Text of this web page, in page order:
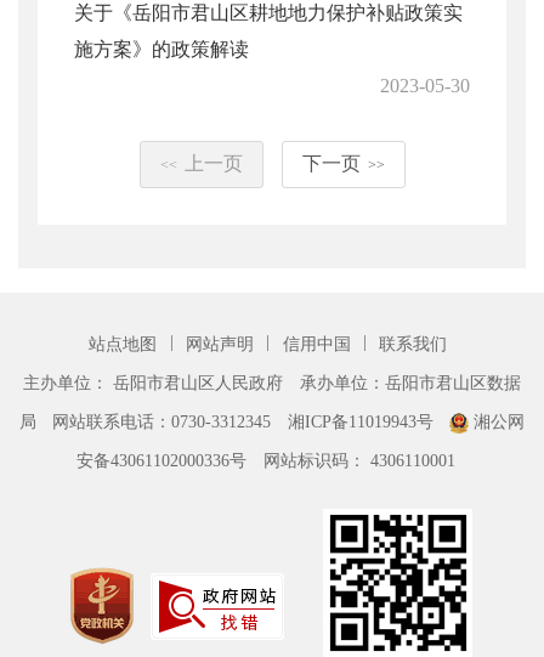
关于《岳阳市君山区耕地地力保护补贴政策实
施方案》的政策解读
2023-05-30
<< 上一页 下一页 >>
站点地图 | 网站声明 | 信用中国 |
联系我们
主办单位： 岳阳市君山区人民政府
承办单位：岳阳市君山区数据
局
网站联系电话：0730-3312345 湘ICP备11019943号
湘公网
安备43061102000336号
网站标识码： 4306110001